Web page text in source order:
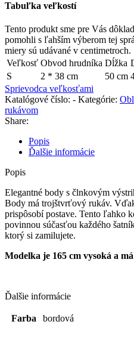
Tabuľka veľkostí
Tento produkt sme pre Vás
pomohli s ľahším výberom tej
miery sú udávané v centimetroch.
Veľkosť Obvod hrudníka Dĺžka
S
2 * 38 cm 50 cm
Sprievodca veľkosťami
Katalógové číslo: - Kategórie:
rukávom
Share:
Popis
Ďalšie informácie
Popis
Elegantné body s člnkovým
Body má trojštvrťový rukáv.
prispôsobí postave. Tento ľahko
povinnou súčasťou každého
ktorý si zamilujete.
Modelka je 165 cm vysoká a
Ďalšie informácie
Farba bordová